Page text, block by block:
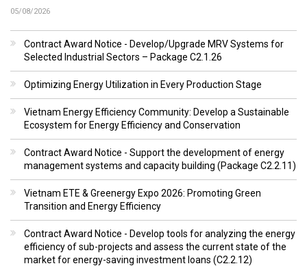
05/08/2026
Contract Award Notice - Develop/Upgrade MRV Systems for
Selected Industrial Sectors – Package C2.1.26
Optimizing Energy Utilization in Every Production Stage
Vietnam Energy Efficiency Community: Develop a Sustainable
Ecosystem for Energy Efficiency and Conservation
Contract Award Notice - Support the development of energy
management systems and capacity building (Package C2.2.11)
Vietnam ETE & Greenergy Expo 2026: Promoting Green
Transition and Energy Efficiency
Contract Award Notice - Develop tools for analyzing the energy
efficiency of sub-projects and assess the current state of the
market for energy-saving investment loans (C2.2.12)